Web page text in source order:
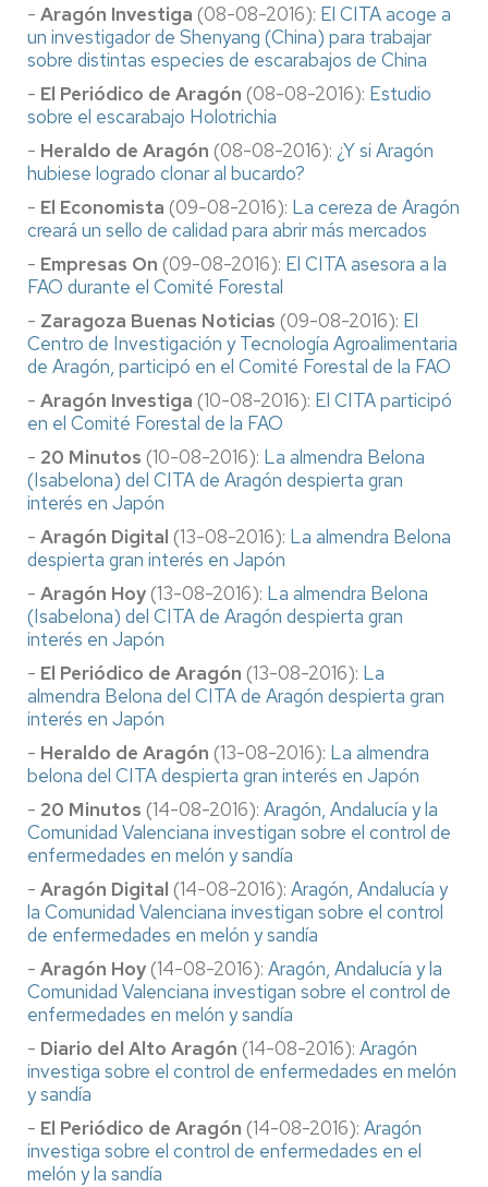
- Aragón Investiga (08-08-2016): El CITA acoge a
un investigador de Shenyang (China) para trabajar
sobre distintas especies de escarabajos de China
- El Periódico de Aragón (08-08-2016): Estudio
sobre el escarabajo Holotrichia
- Heraldo de Aragón (08-08-2016): ¿Y si Aragón
hubiese logrado clonar al bucardo?
- El Economista (09-08-2016): La cereza de Aragón
creará un sello de calidad para abrir más mercados
- Empresas On (09-08-2016): El CITA asesora a la
FAO durante el Comité Forestal
- Zaragoza Buenas Noticias (09-08-2016): El
Centro de Investigación y Tecnología Agroalimentaria
de Aragón, participó en el Comité Forestal de la FAO
- Aragón Investiga (10-08-2016): El CITA participó
en el Comité Forestal de la FAO
- 20 Minutos (10-08-2016): La almendra Belona
(Isabelona) del CITA de Aragón despierta gran
interés en Japón
- Aragón Digital (13-08-2016): La almendra Belona
despierta gran interés en Japón
- Aragón Hoy(13-08-2016): La almendra Belona
(Isabelona) del CITA de Aragón despierta gran
interés en Japón
- El Periódico de Aragón (13-08-2016): La
almendra Belona del CITA de Aragón despierta gran
interés en Japón
- Heraldo de Aragón (13-08-2016): La almendra
belona del CITA despierta gran interés en Japón
- 20 Minutos (14-08-2016): Aragón, Andalucía y la
Comunidad Valenciana investigan sobre el control de
enfermedades en melón y sandía
- Aragón Digital (14-08-2016): Aragón, Andalucía y
la Comunidad Valenciana investigan sobre el control
de enfermedades en melón y sandía
- Aragón Hoy(14-08-2016): Aragón, Andalucía y la
Comunidad Valenciana investigan sobre el control de
enfermedades en melón y sandía
- Diario del Alto Aragón (14-08-2016): Aragón
investiga sobre el control de enfermedades en melón
y sandía
- El Periódico de Aragón (14-08-2016): Aragón
investiga sobre el control de enfermedades en el
melón y la sandía